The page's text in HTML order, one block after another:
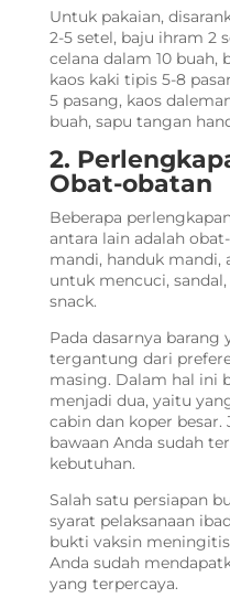
Untuk pakaian,
2-5 setel, baju ihram 2
celana dalam 10 buah,
kaos kaki tipis 5-8
5 pasang, kaos
buah, sapu tangan
2.
Obat-obatan
Beberapa
antara lain adalah
mandi, handuk mandi,
untuk mencuci,
snack.
Pada dasarnya
tergantung dari
masing. Dalam hal ini
menjadi dua, yaitu
cabin dan koper besar.
bawaan Anda sudah
kebutuhan.
Salah satu persiapan
syarat pelaksanaan
bukti vaksin
Anda sudah
yang terpercaya.